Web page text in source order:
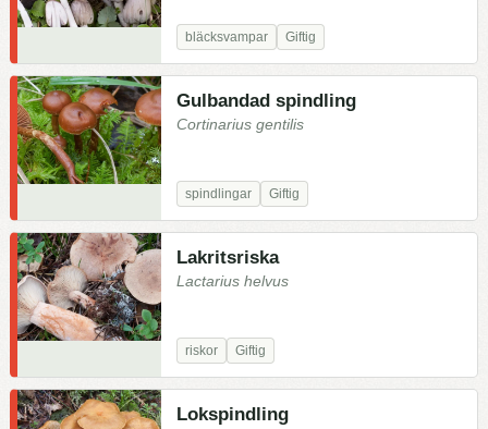
bläcksvampar Giftig
Gulbandad spindling
Cortinarius gentilis
spindlingar Giftig
Lakritsriska
Lactarius helvus
riskor Giftig
Lokspindling